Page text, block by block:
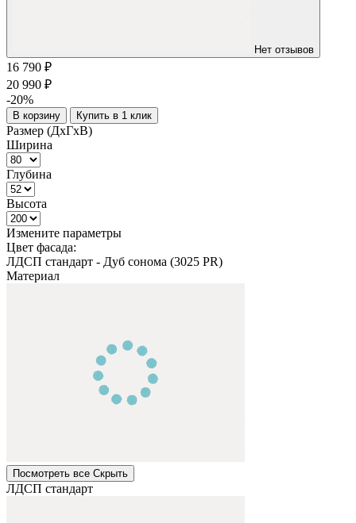
Нет отзывов
16 790 ₽
20 990 ₽
-20%
В корзину Купить в 1 клик
Размер (ДхГхВ)
Ширина
Глубина
Высота
Измените параметры
Цвет фасада:
ЛДСП стандарт - Дуб сонома (3025 PR)
Материал
Посмотреть все Cкрыть
ЛДСП стандарт